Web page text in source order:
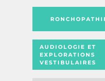
AUDIOLOGIE ET
EXPLORATIONS
VESTIBULAIRES